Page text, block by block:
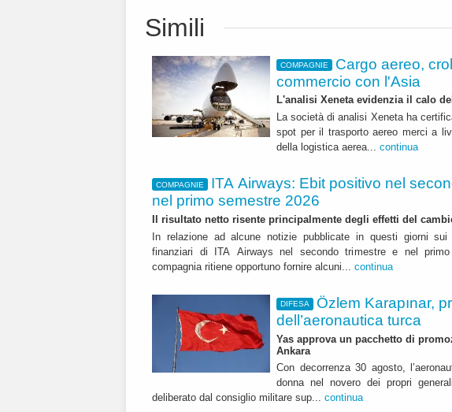
Simili
COMPAGNIE
Cargo aereo,
commercio con l'Asia
L'analisi Xeneta evidenzia il calo
La società di analisi Xeneta ha
spot per il trasporto aereo merci a
della logistica aerea... continua
COMPAGNIE
ITA Airways: Ebit positivo nel
nel primo semestre 2026
Il risultato netto risente principalmente degli effetti del
In relazione ad alcune notizie pubblicate in questi giorni sui
finanziari di ITA Airways nel secondo trimestre e nel
compagnia ritiene opportuno fornire alcuni... continua
DIFESA
Özlem Karapınar,
dell’aeronautica turca
Yas approva un pacchetto di
Ankara
Con decorrenza 30 agosto,
donna nel novero dei propri
deliberato dal consiglio militare sup... continua